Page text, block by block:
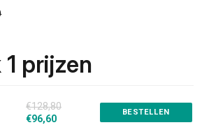
prijzen
€128,80
€96,60
BESTELLEN